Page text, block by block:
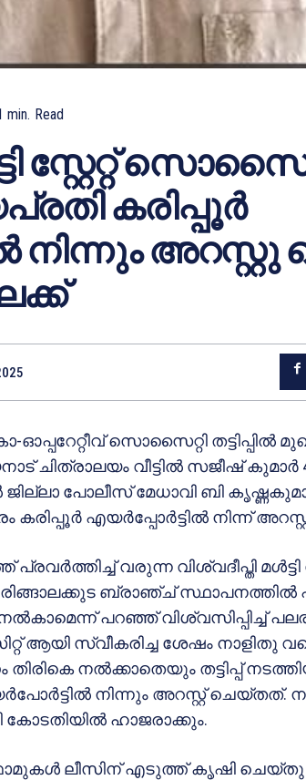
min. Read
സ്റ്റേറ്റ്
കരിപ്പൂർ
നിന്നും
കോ-ഓപ്പറേറ്റീവ് സൊസൈറ്റി
ചിത്രാലയം വീട്ടിൽ സജീഷ് കുമാർ
പോലീസ് മേധാവി ബി
കരിപ്പൂർ എയർപ്പോർട്ടിൽ നിന്ന്
വരുന്ന വിശ്വദീപ്തി മൾട്ടി
ബ്രാഞ്ച് സ്ഥാപനത്തിൽ
പറഞ്ഞ് വിശ്വസിപ്പിച്ച്
ആയി സ്വീകരിച്ച ശേഷം നാളിതു
തിരികെ നൽക്കാതെയും തട്ടിപ്പ്
നിന്നും അറസ്റ്റ് ചെയ്തത്.
കോടതിയിൽ ഹാജരാക്കും.
ലീസിന് എടുത്ത് കൃഷി ചെയ്തു